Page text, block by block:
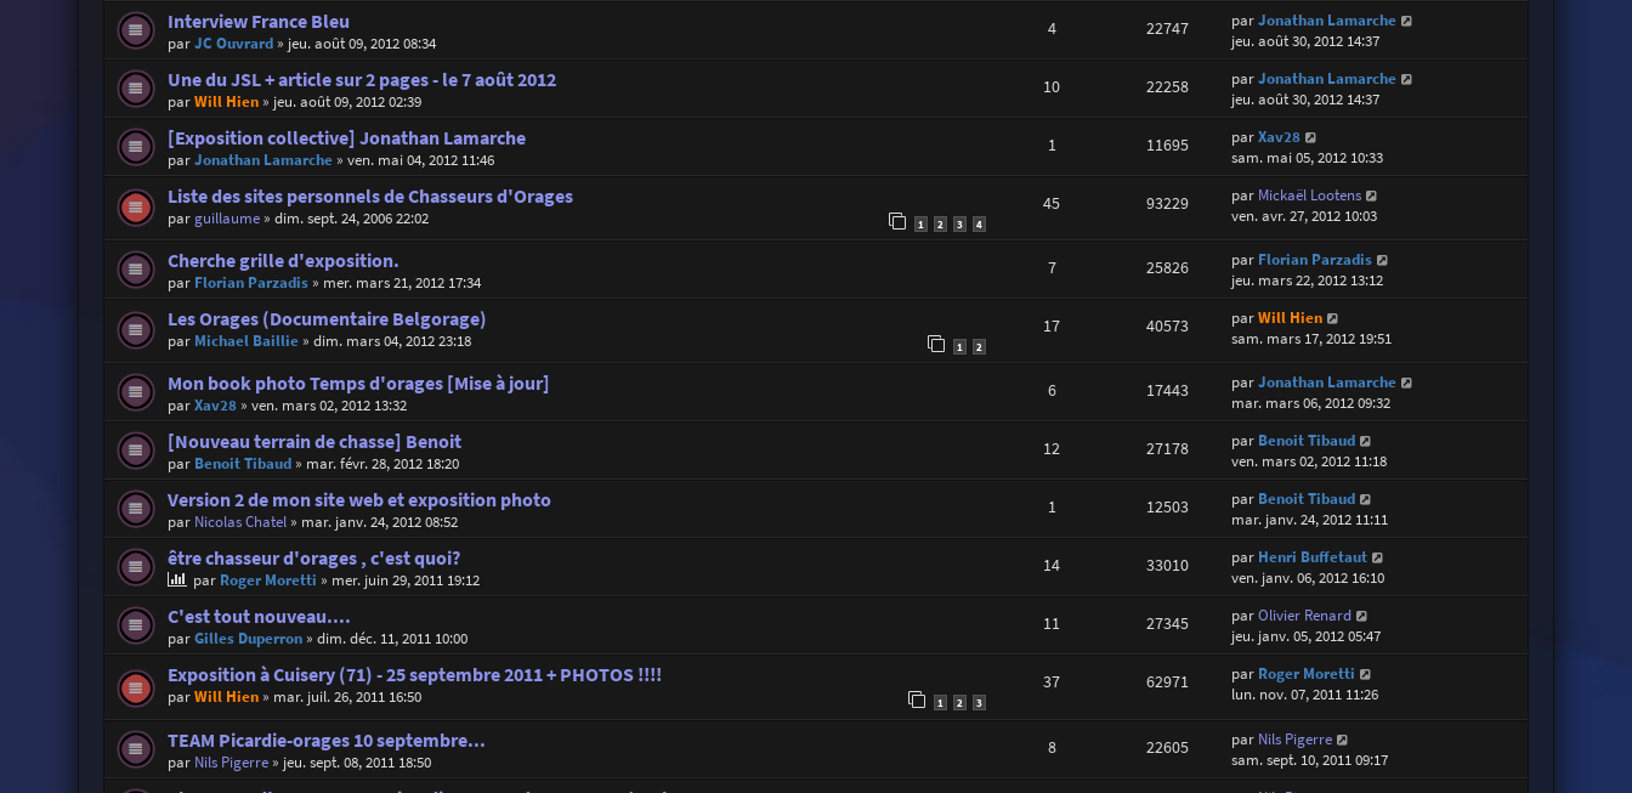
Interview France Bleu
parJC Ouvrard» jeu. août 09, 2012 08:34
4 22747 parJonathan Lamarche
jeu. août 30, 2012 14:37
Une du JSL + article sur 2 pages - le 7 août 2012
parWill Hien» jeu. août 09, 2012 02:39
10 22258 parJonathan Lamarche
jeu. août 30, 2012 14:37
[Exposition collective] Jonathan Lamarche
parJonathan Lamarche» ven. mai 04, 2012 11:46
1 11695 parXav28
sam. mai 05, 2012 10:33
Liste des sites personnels de Chasseurs d'Orages
par guillaume» dim. sept. 24, 2006 22:02 1 2 3 4
45 93229 par Mickaël Lootens
ven. avr. 27, 2012 10:03
Cherche grille d'exposition.
par Florian Parzadis» mer. mars 21, 2012 17:34
7 25826 par Florian Parzadis
jeu. mars 22, 2012 13:12
Les Orages (Documentaire Belgorage)
par Michael Baillie» dim. mars 04, 2012 23:18 1 2
17 40573 parWill Hien
sam. mars 17, 2012 19:51
Mon book photo Temps d'orages [Mise à jour]
parXav28» ven. mars 02, 2012 13:32
6 17443 parJonathan Lamarche
mar. mars 06, 2012 09:32
[Nouveau terrain de chasse] Benoit
par Benoit Tibaud» mar. févr. 28, 2012 18:20
12 27178 par Benoit Tibaud
ven. mars 02, 2012 11:18
Version 2 de mon site web et exposition photo
par Nicolas Chatel» mar. janv. 24, 2012 08:52
1 12503 par Benoit Tibaud
mar. janv. 24, 2012 11:11
être chasseur d'orages , c'est quoi?
par Roger Moretti » mer. juin 29, 2011 19:12
14 33010 par Henri Buffetaut
ven. janv. 06, 2012 16:10
C'est tout nouveau....
parGilles Duperron» dim. déc. 11, 2011 10:00
11 27345 parOlivier Renard
jeu. janv. 05, 2012 05:47
Exposition à Cuisery (71) - 25 septembre 2011 + PHOTOS !!!!
parWill Hien» mar. juil. 26, 2011 16:50 1 2 3
37 62971 par Roger Moretti
lun. nov. 07, 2011 11:26
TEAM Picardie-orages 10 septembre...
par Nils Pigerre» jeu. sept. 08, 2011 18:50
8 22605 par Nils Pigerre
sam. sept. 10, 2011 09:17